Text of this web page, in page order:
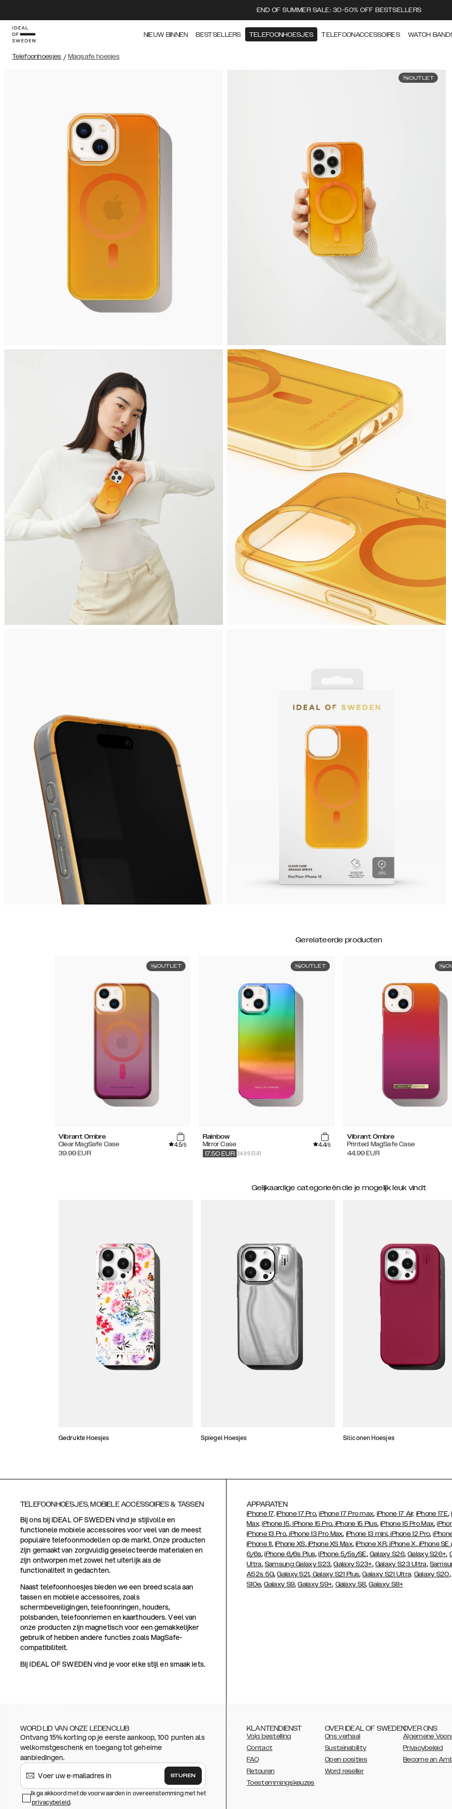
END OF SUMMER SALE: 30-50% OFF BESTSELLERS
NIEUW BINNEN BESTSELLERS TELEFOONHOESJES TELEFOONACCESSOIRES WATCH
Telefoonhoesjes / Magsafe hoesjes
OUTLET
Gerelateerde producten
OUTLET
Vibrant Ombre
Clear MagSafe Case
4.5/5
39.99 EUR
OUTLET
Rainbow
Mirror Case
4.4/5
34.99 EUR
17.50 EUR
Vibrant Ombre
Printed MagSafe Case
44.99 EUR
Gelijkaardige categorieën die je mogelijk leuk vindt
Gedrukte Hoesjes Spiegel Hoesjes Siliconen Hoesjes
TELEFOONHOESJES, MOBIELE ACCESSOIRES & TASSEN
Bij ons bij IDEAL OF SWEDEN vind je stijlvolle en
functionele mobiele accessoires voor veel van de meest
populaire telefoonmodellen op de markt. Onze producten
zijn gemaakt van zorgvuldig geselecteerde materialen en
zijn ontworpen met zowel het uiterlijk als de
functionaliteit in gedachten.
Naast telefoonhoesjes bieden we een breed scala aan
tassen en mobiele accessoires, zoals
schermbeveiligingen, telefoonringen, houders,
polsbanden, telefoonriemen en kaarthouders. Veel van
onze producten zijn magnetisch voor een gemakkelijker
gebruik of hebben andere functies zoals MagSafe-
compatibiliteit.
Bij IDEAL OF SWEDEN vind je voor elke stijl en smaak iets.
APPARATEN
iPhone 17, iPhone 17 Pro,iPhone 17 Pro max, iPhone 17 Air, iPhone 17E,
Max, iPhone 15, iPhone 15 Pro, iPhone 15 Plus,iPhone 15 Pro Max,
iPhone 13 Pro, iPhone 13 Pro Max, iPhone 13 mini,iPhone 12 Pro,
iPhone 11, iPhone XS,iPhone XS Max,iPhone XR,iPhone X,iPhone
6/6s,iPhone 6/6s Plus,iPhone 5/5s/SE, Galaxy S26,Galaxy S26+,
Ultra, Samsung Galaxy S23,Galaxy S23+, Galaxy S23 Ultra,
A52s 5G,Galaxy S21, Galaxy S21 Plus,Galaxy S21 Ultra, Galaxy S20,
S10e,Galaxy S9,Galaxy S9+, Galaxy S8,Galaxy S8+
WORD LID VAN ONZE LEDENCLUB
Ontvang 15% korting op je eerste aankoop, 100 punten als
welkomstgeschenk en toegang tot geheime
aanbiedingen.
STUREN
Ik ga akkoord met de voorwaarden in overeenstemming met het
privacybeleid.
KLANTENDIENST
Volg bestelling
Contact
FAQ
Retouren
Toestemmingskeuzes
OVER IDEAL OF SWEDEN
Ons verhaal
Sustainability
Open posities
Word reseller
OVER ONS
Algemene
Privacybeleid
Become an
AUSTRALIA